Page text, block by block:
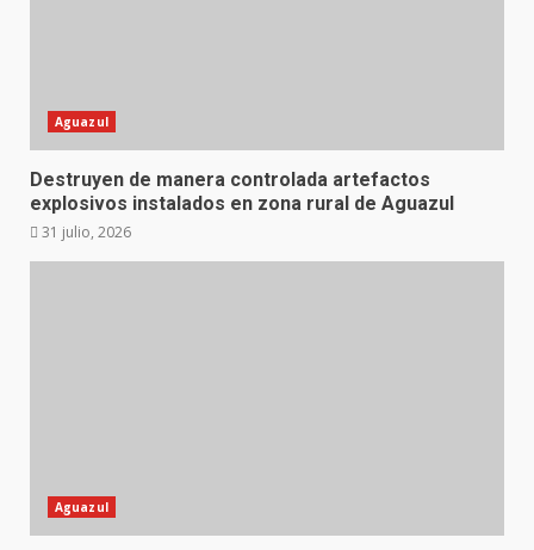
Aguazul
Destruyen de manera controlada artefactos
explosivos instalados en zona rural de Aguazul
31 julio, 2026
Aguazul